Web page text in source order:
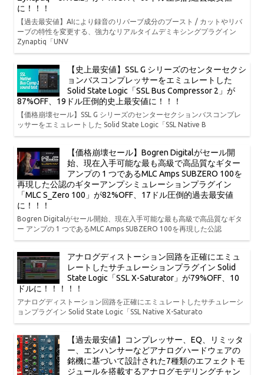
に！！！
【過去最安値】AIにより録音のリバーブ成分のブースト / カットやリバ
ーブの特性を変更する、強力なリアルタイムデミキシングプラグイン
Zynaptiq「UNV
【史上最安値】SSL G シリーズのセンターセクシ
ョンバスコンプレッサーをエミュレートした
Solid State Logic「SSL Bus Compressor 2」が
87%OFF、19ドル圧倒的史上最安値に！！！
【価格崩壊セール】SSL G シリーズのセンターセクションバスコンプレ
ッサーをエミュレートした Solid State Logic「SSL Native B
【価格崩壊セール】Bogren Digitalがセール開
始、現在入手可能な最も高級で高品質なギター
アンプの 1 つであるMLC Amps SUBZERO 100を
再現した公認のギターアンプシミュレーションプラグイン
「MLC S_Zero 100」が82%OFF、17ドル圧倒的過去最安値
に！！！
Bogren Digitalがセール開始、現在入手可能な最も高級で高品質なギタ
ー アンプの 1 つであるMLC Amps SUBZERO 100を再現した公認
アナログディストーション回路を正確にエミュ
レートしたサチュレーションプラグイン Solid
State Logic「SSL X-Saturator」が79%OFF、10
ドルに！！！！！
アナログディストーション回路を正確にエミュレートしたサチュレーシ
ョンプラグイン Solid State Logic「SSL Native X-Saturato
【過去最安値】コンプレッサー、EQ、リミッタ
ー、エンハンサーなどアナログハードウェアの
銘機に基づいて設計された7種類のエフェクトモ
ジュールを搭載するアナログモデリングチャン